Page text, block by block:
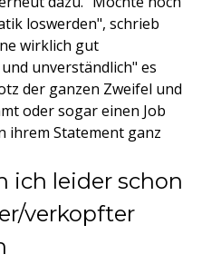
loswerden", schrieb
wirklich gut
unverständlich" es
der ganzen Zweifel und
oder sogar einen Job
ihrem Statement ganz
ich leider schon
verkopfter